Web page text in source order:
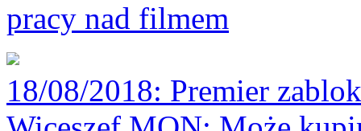
pracy nad filmem
18/08/2018: Premier